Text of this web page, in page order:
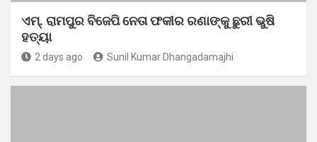
ଏମ୍. ରାମପୁର ବିଜେପି ନେତା ଫକୀର ରଣାଙ୍କୁ ଛୁରୀ ଭୁଷି
ହତ୍ୟା
2 days ago Sunil Kumar Dhangadamajhi